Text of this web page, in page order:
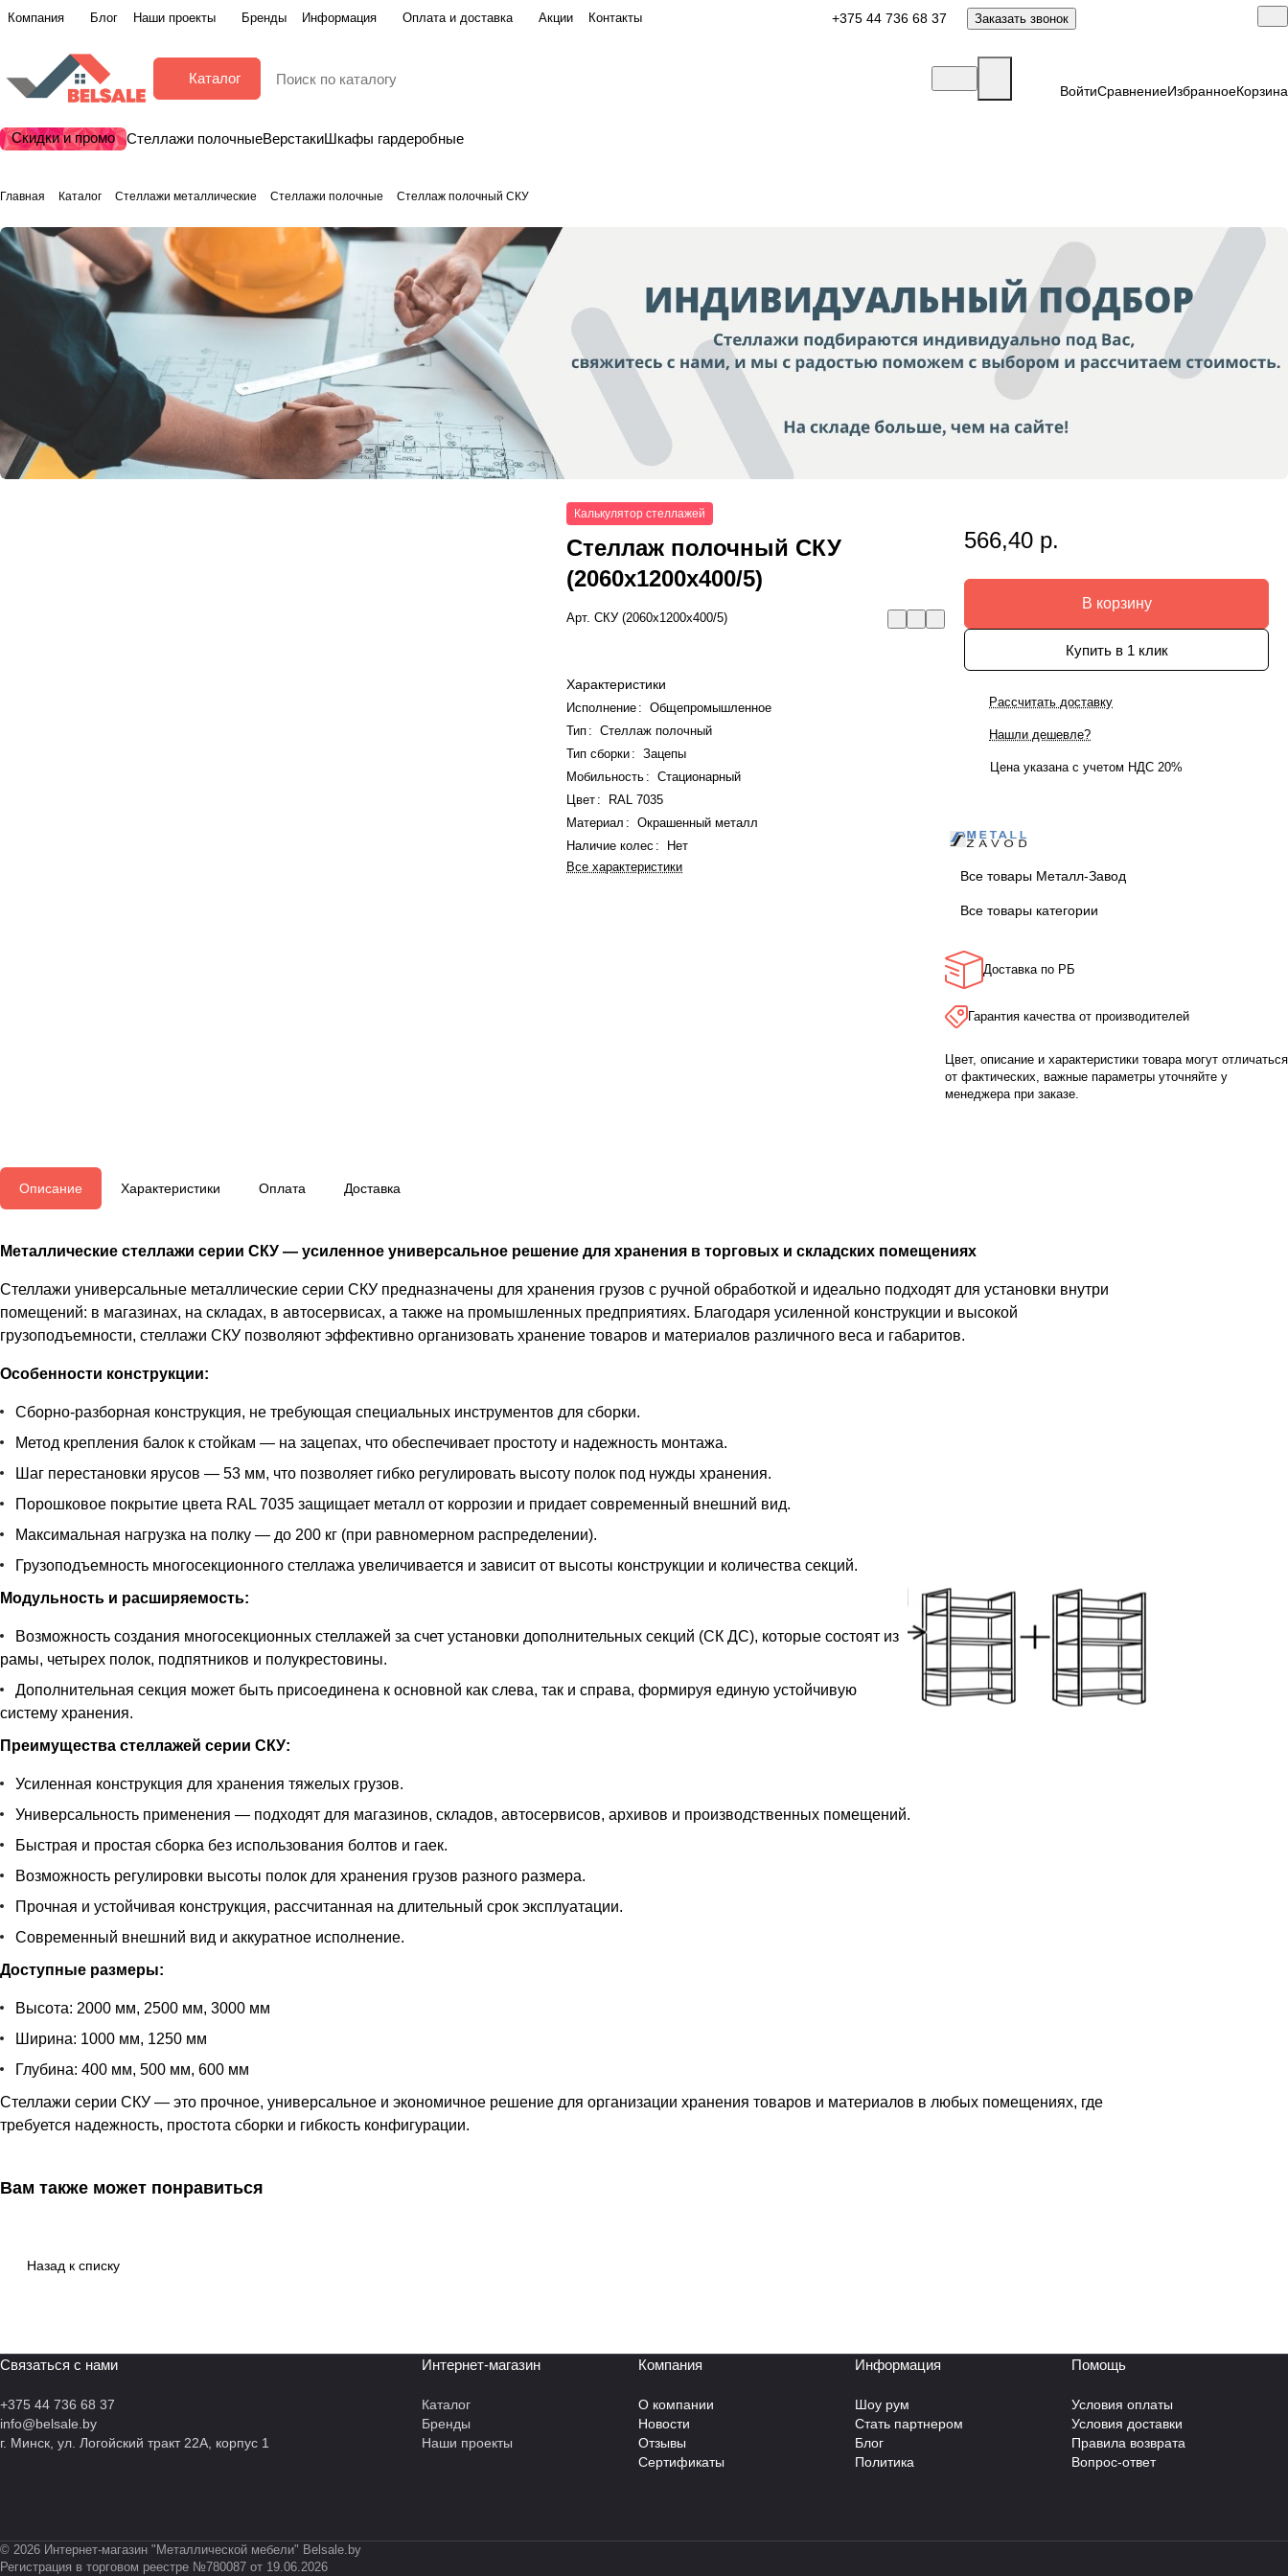
Компания Блог Наши проекты Бренды Информация Оплата и доставка Акции Контакты +375 44 736 68 37 Заказать звонок
Каталог
ВойтиСравнениеИзбранноеКорзина
Скидки и промо Стеллажи полочныеВерстакиШкафы гардеробные
Главная Каталог Стеллажи металлические Стеллажи полочные Стеллаж полочный СКУ
Калькулятор стеллажей
Стеллаж полочный СКУ
(2060x1200x400/5)
Арт.СКУ (2060x1200x400/5)
Характеристики
Исполнение :
Общепромышленное
Тип :
Стеллаж полочный
Тип сборки:
Зацепы
Мобильность :
Стационарный
Цвет :
RAL 7035
Материал :
Окрашенный металл
Наличие колес :
Нет
Все характеристики
566,40 р.
В корзину
Купить в 1 клик
Рассчитать доставку
Нашли дешевле?
Цена указана с учетом НДС 20%
Все товары Металл-Завод
Все товары категории
Доставка по РБ
Гарантия качества от производителей
Цвет, описание и характеристики товара могут отличаться
от фактических, важные параметры уточняйте у
менеджера при заказе.
Описание Характеристики Оплата Доставка
Металлические стеллажи серии СКУ — усиленное универсальное решение для хранения в торговых и складских помещениях
Стеллажи универсальные металлические серии СКУ предназначены для хранения грузов с ручной обработкой и идеально подходят для установки внутри
помещений: в магазинах, на складах, в автосервисах, а также на промышленных предприятиях. Благодаря усиленной конструкции и высокой
грузоподъемности, стеллажи СКУ позволяют эффективно организовать хранение товаров и материалов различного веса и габаритов.
Особенности конструкции:
Сборно-разборная конструкция, не требующая специальных инструментов для сборки.
Метод крепления балок к стойкам — на зацепах, что обеспечивает простоту и надежность монтажа.
Шаг перестановки ярусов — 53 мм, что позволяет гибко регулировать высоту полок под нужды хранения.
Порошковое покрытие цвета RAL 7035 защищает металл от коррозии и придает современный внешний вид.
Максимальная нагрузка на полку — до 200 кг (при равномерном распределении).
Грузоподъемность многосекционного стеллажа увеличивается и зависит от высоты конструкции и количества секций.
Модульность и расширяемость:
Возможность создания многосекционных стеллажей за счет установки дополнительных секций (СК ДС), которые состоят из
рамы, четырех полок, подпятников и полукрестовины.
Дополнительная секция может быть присоединена к основной как слева, так и справа, формируя единую устойчивую
систему хранения.
Преимущества стеллажей серии СКУ:
Усиленная конструкция для хранения тяжелых грузов.
Универсальность применения — подходят для магазинов, складов, автосервисов, архивов и производственных помещений.
Быстрая и простая сборка без использования болтов и гаек.
Возможность регулировки высоты полок для хранения грузов разного размера.
Прочная и устойчивая конструкция, рассчитанная на длительный срок эксплуатации.
Современный внешний вид и аккуратное исполнение.
Доступные размеры:
Высота: 2000 мм, 2500 мм, 3000 мм
Ширина: 1000 мм, 1250 мм
Глубина: 400 мм, 500 мм, 600 мм
Стеллажи серии СКУ — это прочное, универсальное и экономичное решение для организации хранения товаров и материалов в любых помещениях, где
требуется надежность, простота сборки и гибкость конфигурации.
Вам также может понравиться
Назад к списку
Связаться с нами
+375 44 736 68 37
info@belsale.by
г. Минск, ул. Логойский тракт 22А, корпус 1
Интернет-магазин
Каталог
Бренды
Наши проекты
Компания
О компании
Новости
Отзывы
Сертификаты
Информация
Шоу рум
Стать партнером
Блог
Политика
Помощь
Условия оплаты
Условия доставки
Правила возврата
Вопрос-ответ
© 2026 Интернет-магазин "Металлической мебели" Belsale.by
Регистрация в торговом реестре №780087 от 19.06.2026